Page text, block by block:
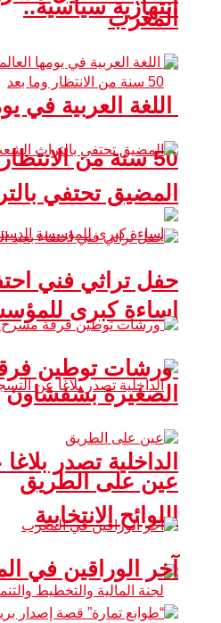
انتهازية سياسية..
50 سنة من الانتظار وما بعد
إساءة كبرى
الداخلية تصدر
اللوائح الانتخابية
المغرب
اللغة العربية في
المضيق تحتفي
حفل تراثي فني
ورشات توطين
الصغيرة بشفشاون
عين على الطريق
آخر الوراقين في